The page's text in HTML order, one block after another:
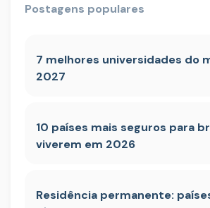
Postagens populares
7 melhores universidades do
2027
10 países mais seguros para
viverem em 2026
Residência permanente: